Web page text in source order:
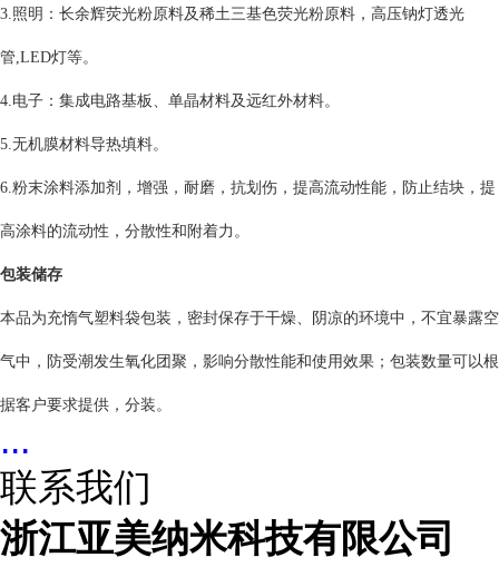
3.照明：长余辉荧光粉原料及稀土三基色荧光粉原料，高压钠灯透光
管,LED灯等。
4.电子：集成电路基板、单晶材料及远红外材料。
5.无机膜材料导热填料。
6.粉末涂料添加剂，增强，耐磨，抗划伤，提高流动性能，防止结块，提
高涂料的流动性，分散性和附着力。
包装储存
本品为充惰气塑料袋包装，密封保存于干燥、阴凉的环境中，不宜暴露空
气中，防受潮发生氧化团聚，影响分散性能和使用效果；包装数量可以根
据客户要求提供，分装。
...
联系我们
浙江亚美纳米科技有限公司